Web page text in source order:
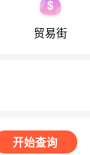
贸易街
开始查询